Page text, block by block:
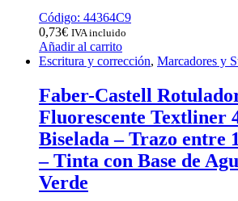
Código: 44364C9
0,73€ IVA incluido
Añadir al carrito
Escritura y corrección, Marcadores y
Faber-Castell
Fluorescente Textliner
Biselada – Trazo entre
– Tinta con Base de
Verde